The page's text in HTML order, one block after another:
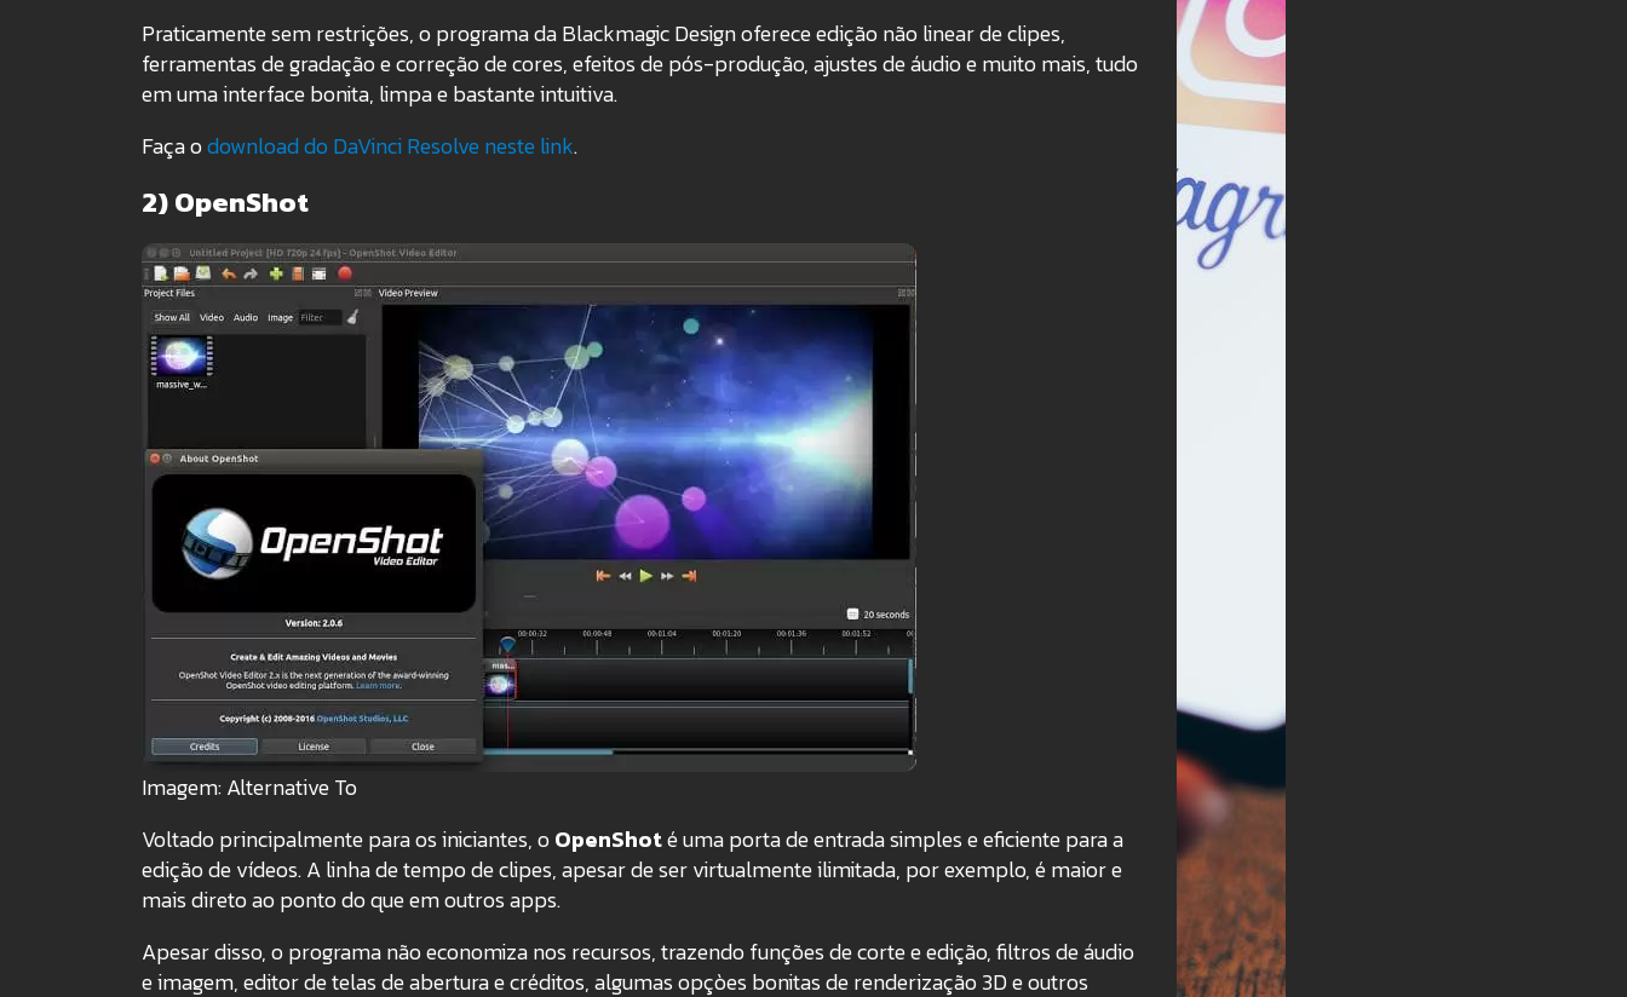
Praticamente sem restrições, o programa da Blackmagic Design oferece edição não linear de clipes,
ferramentas de gradação e correção de cores, efeitos de pós-produção, ajustes de áudio e muito mais, tudo
em uma interface bonita, limpa e bastante intuitiva.
Faça odownload do DaVinci Resolve neste link.
2) OpenShot
Imagem: Alternative To
Voltado principalmente para os iniciantes, oOpenShoté uma porta de entrada simples e eficiente para a
edição de vídeos. A linha de tempo de clipes, apesar de ser virtualmente ilimitada, por exemplo, é maior e
mais direto ao ponto do que em outros apps.
Apesar disso, o programa não economiza nos recursos, trazendo funções de corte e edição, filtros de áudio
e imagem, editor de telas de abertura e créditos, algumas opçòes bonitas de renderização 3D e outros